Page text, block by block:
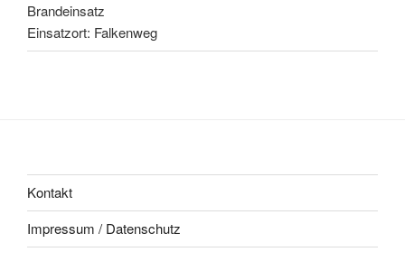
Brandeinsatz
Einsatzort: Falkenweg
Kontakt
Impressum / Datenschutz